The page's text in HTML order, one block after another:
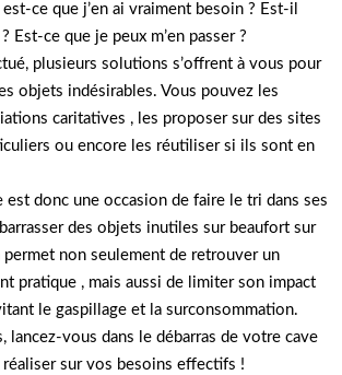
ce que j’en ai vraiment besoin ? Est-il
Est-ce que je peux m’en passer ?
plusieurs solutions s’offrent à vous pour
objets indésirables. Vous pouvez les
caritatives , les proposer sur des sites
ou encore les réutiliser si ils sont en
est donc une occasion de faire le tri dans ses
des objets inutiles sur beaufort sur
non seulement de retrouver un
pratique , mais aussi de limiter son impact
le gaspillage et la surconsommation.
lancez-vous dans le débarras de votre cave
sur vos besoins effectifs !